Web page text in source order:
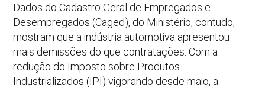
Dados do Cadastro Geral de Empregados e
Desempregados (Caged), do Ministério, contudo,
mostram que a indústria automotiva apresentou
mais demissões do que contratações. Com a
redução do Imposto sobre Produtos
Industrializados (IPI) vigorando desde maio, a